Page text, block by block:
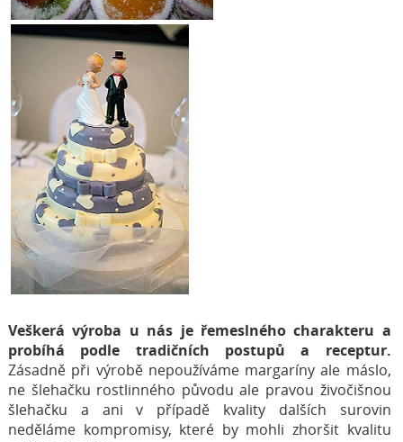
Veškerá výroba u nás je řemeslného charakteru a
probíhá podle tradičních postupů a receptur.
Zásadně při výrobě nepoužíváme margaríny ale máslo,
ne šlehačku rostlinného původu ale pravou živočišnou
šlehačku a ani v případě kvality dalších surovin
neděláme kompromisy, které by mohli zhoršit kvalitu